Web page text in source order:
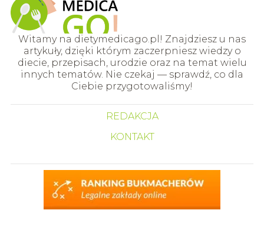
Witamy na dietymedicago.pl! Znajdziesz u nas
artykuły, dzięki którym zaczerpniesz wiedzy o
diecie, przepisach, urodzie oraz na temat wielu
innych tematów. Nie czekaj — sprawdź, co dla
Ciebie przygotowaliśmy!
REDAKCJA
KONTAKT